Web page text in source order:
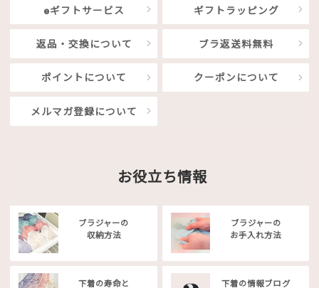
eギフトサービス ギフトラッピング
返品・交換について ブラ返送料無料
ポイントについて クーポンについて
メルマガ登録について
お役立ち情報
ブラジャーの
収納方法
ブラジャーの
お手入れ方法
下着の寿命と 下着の情報ブログ